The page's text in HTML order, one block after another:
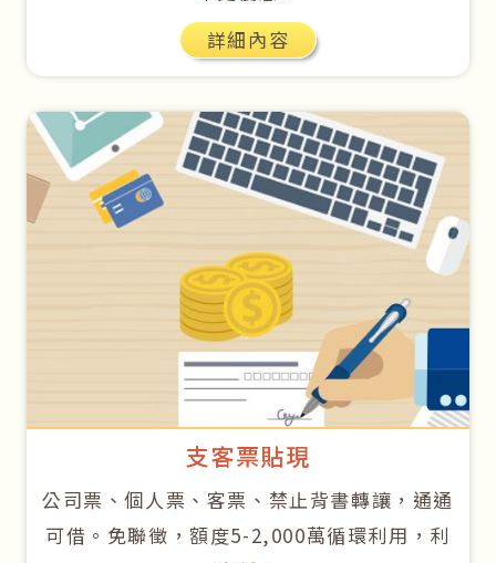
詳細內容
支客票貼現
公司票、個人票、客票、禁止背書轉讓，通通
可借。免聯徵，額度5-2,000萬循環利用，利